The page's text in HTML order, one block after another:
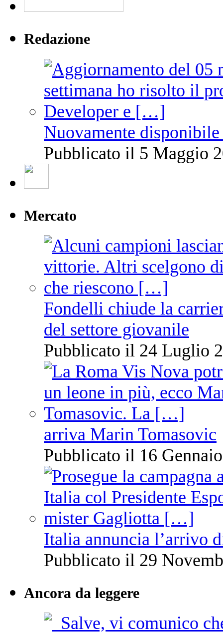
Redazione
Nuovamente
Pubblicato il 5 Maggio
Mercato
Fondelli chiude la
del settore giovanile
Pubblicato il 24 Luglio
arriva Marin Tomasovic
Pubblicato il 16
Italia annuncia l’arrivo
Pubblicato il 29
Ancora da leggere